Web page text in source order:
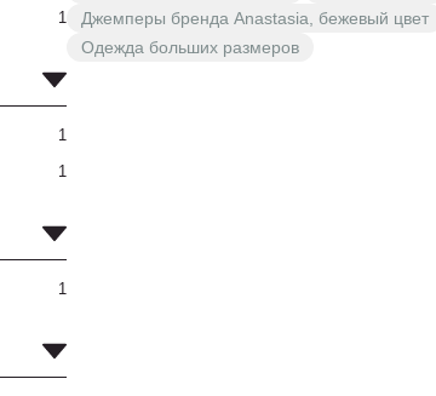
1
1
1
1
Джемперы бренда Anastasia, бежевый цвет
Одежда больших размеров